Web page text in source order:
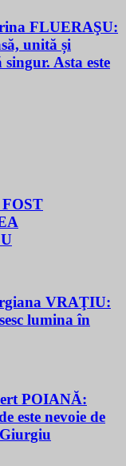
FLUERAŞU:
unită și
Asta este
VRAŢIU:
lumina în
POIANĂ:
este nevoie de